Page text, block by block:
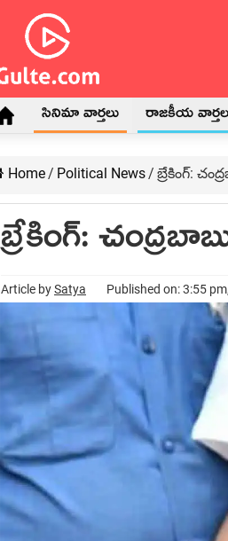
సినిమా వార్తలు రాజకీయ
Home/ Political News/ బ్రేకింగ్:
బ్రేకింగ్:
Article bySatya Published on: 3:55